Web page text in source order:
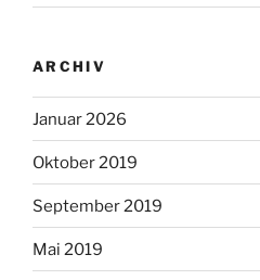
ARCHIV
Januar 2026
Oktober 2019
September 2019
Mai 2019